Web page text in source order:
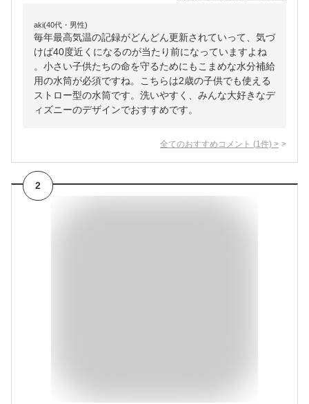
aki(40代・男性)
毎年最高気温の記録がどんどん更新されていって、気づ
けば40度近くになるのが当たり前になっていますよね
。小さい子供たちの命を守るためにもこまめな水分補給
用の水筒が必須ですね。こちらは2歳の子供でも使える
ストロー型の水筒です。洗いやすく、みんな大好きなデ
ィズニーのデザインでおすすめです。
全てのおすすめコメント (1 件) >
2